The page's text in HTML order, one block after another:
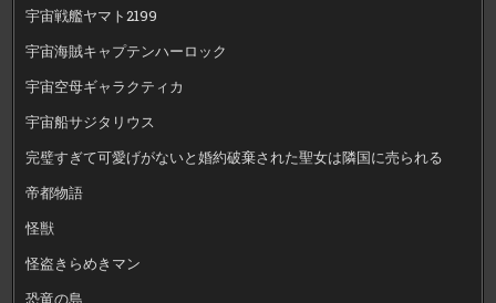
宇宙戦艦ヤマト2199
宇宙海賊キャプテンハーロック
宇宙空母ギャラクティカ
宇宙船サジタリウス
完璧すぎて可愛げがないと婚約破棄された聖女は隣国に売られる
帝都物語
怪獣
怪盗きらめきマン
恐竜の島